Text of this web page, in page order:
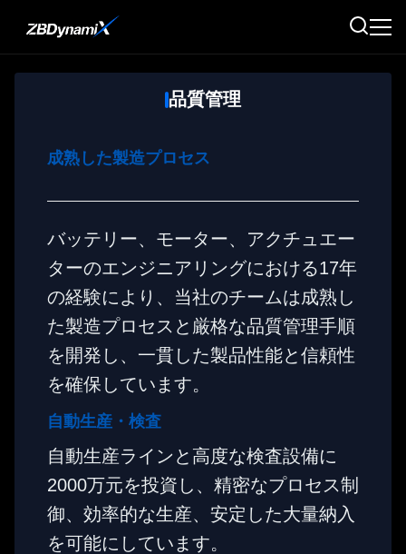
品質管理
成熟した製造プロセス
バッテリー、モーター、アクチュエー
ターのエンジニアリングにおける17年
の経験により、当社のチームは成熟し
た製造プロセスと厳格な品質管理手順
を開発し、一貫した製品性能と信頼性
を確保しています。
自動生産・検査
自動生産ラインと高度な検査設備に
2000万元を投資し、精密なプロセス制
御、効率的な生産、安定した大量納入
を可能にしています。